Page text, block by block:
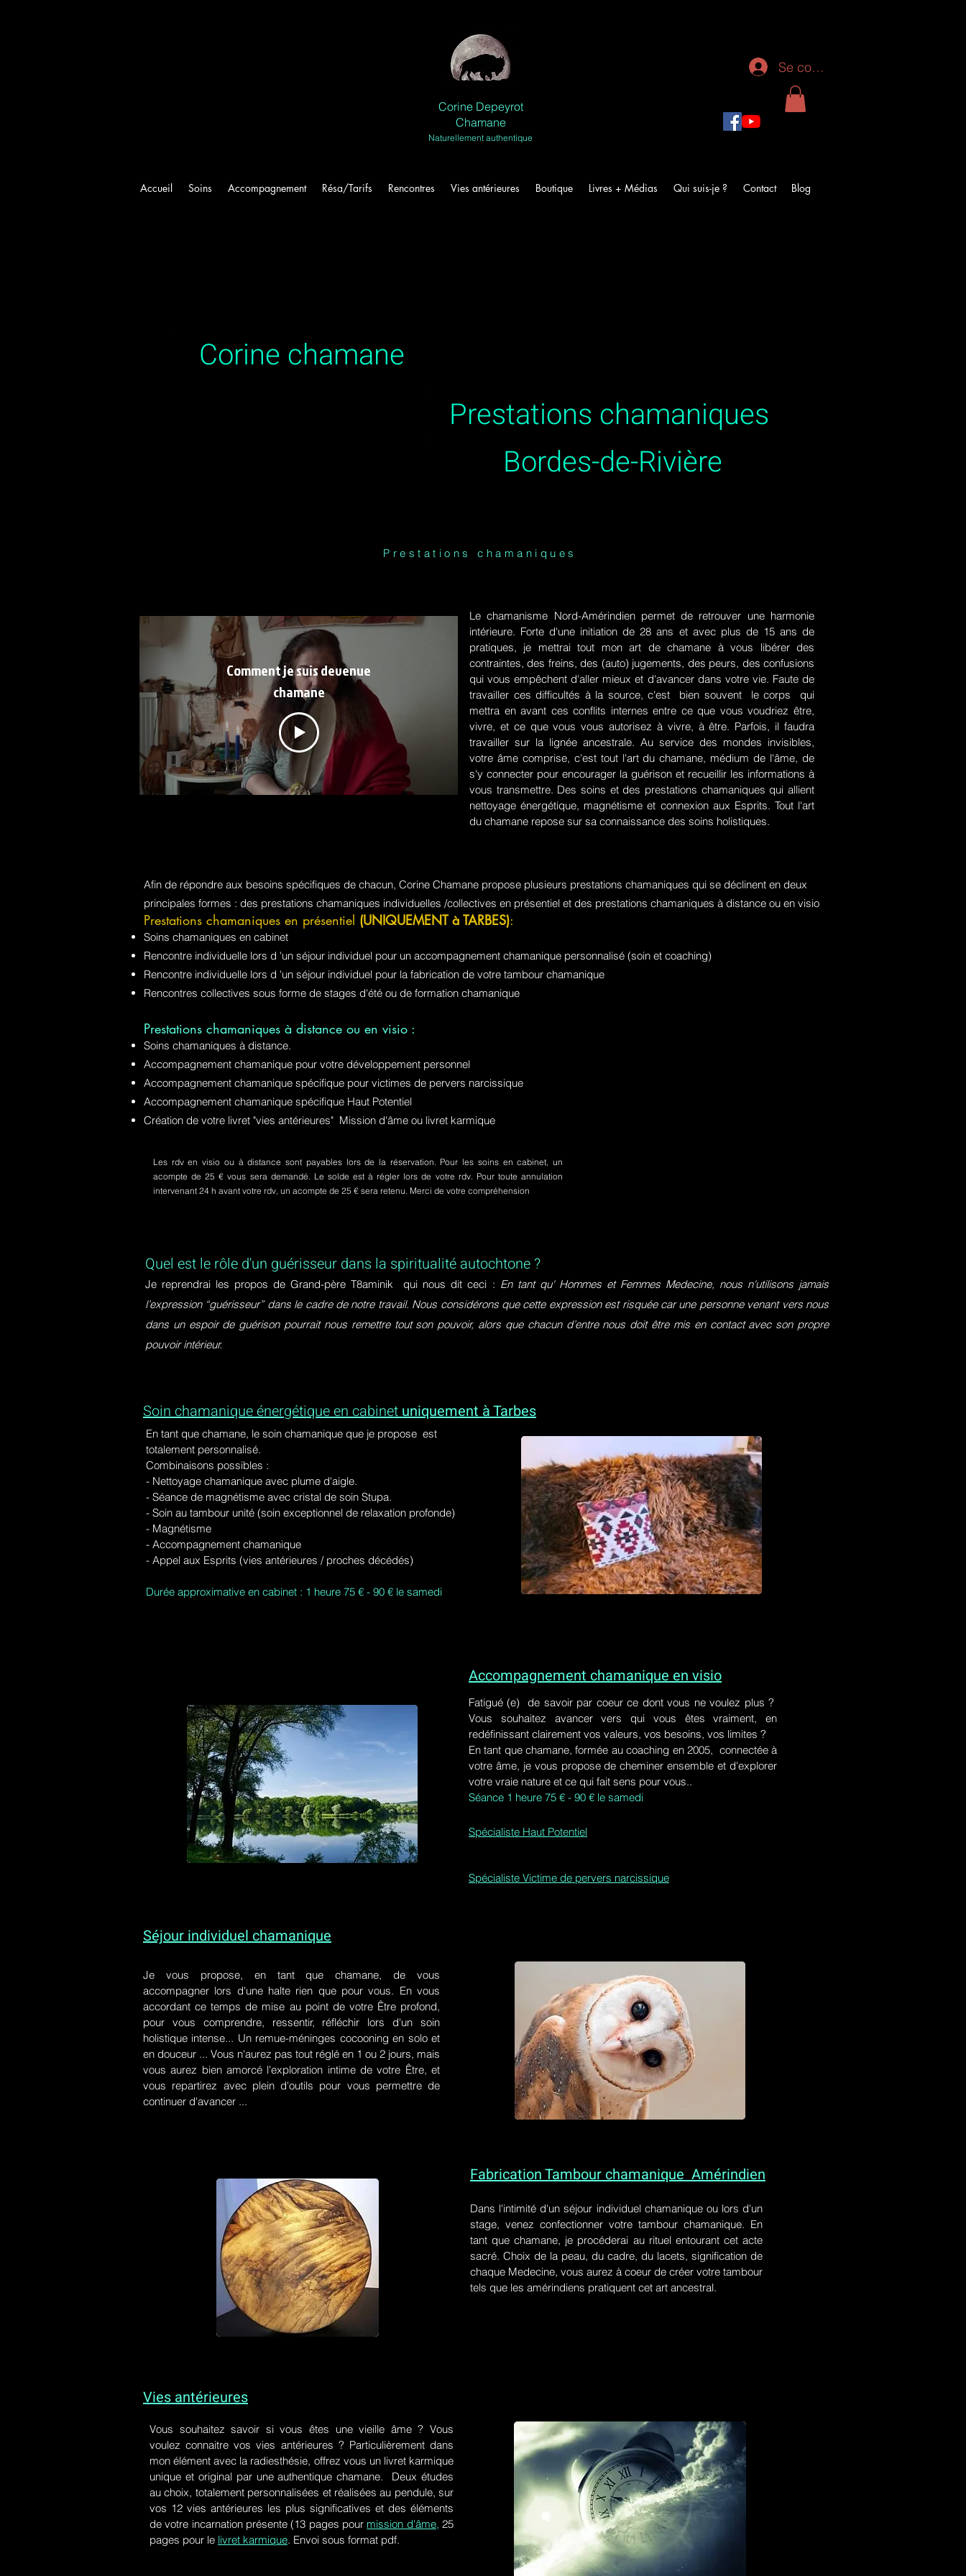
Corine Depeyrot
Chamane
Naturellement authentique
Se connecter
Accueil Soins Accompagnement Résa/Tarifs Rencontres Vies antérieures Boutique Livres + Médias Qui suis-je ? Contact Blog
Prestations chamaniques
Corine chamane
Bordes-de-Rivière
Prestations chamaniques
Comment je suis devenue
chamane
Le chamanisme Nord-Amérindien permet de retrouver une harmonie
intérieure. Forte d'une initiation de 28 ans et avec plus de 15 ans de
pratiques, je mettrai tout mon art de chamane à vous libérer des
contraintes, des freins, des (auto) jugements, des peurs, des confusions
qui vous empêchent d'aller mieux et d'avancer dans votre vie. Faute de
travailler ces difficultés à la source, c'est bien souvent le corps qui
mettra en avant ces conflits internes entre ce que vous voudriez être,
vivre, et ce que vous vous autorisez à vivre, à être. Parfois, il faudra
travailler sur la lignée ancestrale. Au service des mondes invisibles,
votre âme comprise, c'est tout l'art du chamane, médium de l'âme, de
s'y connecter pour encourager la guérison et recueillir les informations à
vous transmettre. Des soins et des prestations chamaniques qui allient
nettoyage énergétique, magnétisme et connexion aux Esprits. Tout l'art
du chamane repose sur sa connaissance des soins holistiques.
Afin de répondre aux besoins spécifiques de chacun, Corine Chamane propose plusieurs prestations chamaniques qui se déclinent en deux
principales formes : des prestations chamaniques individuelles /collectives en présentiel et des prestations chamaniques à distance ou en visio
Prestations chamaniques en présentiel (UNIQUEMENT à TARBES):
Soins chamaniques en cabinet
Rencontre individuelle lors d 'un séjour individuel pour un accompagnement chamanique personnalisé (soin et coaching)
Rencontre individuelle lors d 'un séjour individuel pour la fabrication de votre tambour chamanique
Rencontres collectives sous forme de stages d'été ou de formation chamanique
Prestations chamaniques à distance ou en visio :
Soins chamaniques à distance.
Accompagnement chamanique pour votre développement personnel
Accompagnement chamanique spécifique pour victimes de pervers narcissique
Accompagnement chamanique spécifique Haut Potentiel
Création de votre livret "vies antérieures" Mission d'âme ou livret karmique
Les rdv en visio ou à distance sont payables lors de la réservation. Pour les soins en cabinet, un
acompte de 25 € vous sera demandé. Le solde est à régler lors de votre rdv. Pour toute annulation
intervenant 24 h avant votre rdv, un acompte de 25 € sera retenu. Merci de votre compréhension
Quel est le rôle d'un guérisseur dans la spiritualité autochtone ?
Je reprendrai les propos de Grand-père T8aminik qui nous dit ceci : En tant qu' Hommes et Femmes Medecine, nous n'utilisons jamais
l’expression “guérisseur” dans le cadre de notre travail. Nous considérons que cette expression est risquée car une personne venant vers nous
dans un espoir de guérison pourrait nous remettre tout son pouvoir, alors que chacun d’entre nous doit être mis en contact avec son propre
pouvoir intérieur.
Soin chamanique énergétique en cabinetuniquement à Tarbes
En tant que chamane, le soin chamanique que je propose est
totalement personnalisé.
Combinaisons possibles :
- Nettoyage chamanique avec plume d'aigle.
- Séance de magnétisme avec cristal de soin Stupa.
- Soin au tambour unité (soin exceptionnel de relaxation profonde)
- Magnétisme
- Accompagnement chamanique
- Appel aux Esprits (vies antérieures / proches décédés)
Durée approximative en cabinet : 1 heure 75 € - 90 € le samedi
Accompagnement chamanique en visio
Fatigué (e) de savoir par coeur ce dont vous ne voulez plus ?
Vous souhaitez avancer vers qui vous êtes vraiment, en
redéfinissant clairement vos valeurs, vos besoins, vos limites ?
En tant que chamane, formée au coaching en 2005, connectée à
votre âme, je vous propose de cheminer ensemble et d'explorer
votre vraie nature et ce qui fait sens pour vous..
Séance 1 heure 75 € - 90 € le samedi
Spécialiste Haut Potentiel
Spécialiste Victime de pervers narcissique
Séjour individuel chamanique
Je vous propose, en tant que chamane, de vous
accompagner lors d'une halte rien que pour vous. En vous
accordant ce temps de mise au point de votre Être profond,
pour vous comprendre, ressentir, réfléchir lors d'un soin
holistique intense... Un remue-méninges cocooning en solo et
en douceur ... Vous n'aurez pas tout réglé en 1 ou 2 jours, mais
vous aurez bien amorcé l'exploration intime de votre Être, et
vous repartirez avec plein d'outils pour vous permettre de
continuer d'avancer ...
Fabrication Tambour chamanique Amérindien
Dans l'intimité d'unséjour individuel chamaniqueou lors d'un
stage, venez confectionner votre tambour chamanique. En
tant que chamane, je procéderai au rituel entourant cet acte
sacré. Choix de la peau, du cadre, du lacets, signification de
chaque Medecine, vous aurez à coeur de créer votre tambour
tels que les amérindiens pratiquent cet art ancestral.
Vies antérieures
Vous souhaitez savoir si vous êtes une vieille âme ? Vous
voulez connaitre vos vies antérieures ? Particulièrement dans
mon élément avec la radiesthésie, offrez vous un livret karmique
unique et original par une authentique chamane. Deux études
au choix, totalement personnalisées et réalisées au pendule, sur
vos 12 vies antérieures les plus significatives et des éléments
de votre incarnation présente (13 pages pour mission d'âme, 25
pages pour le livret karmique. Envoi sous format pdf.